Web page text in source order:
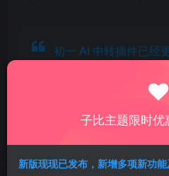
初一 AI 中转插件已经
提示词进行覆盖原版
的功能，主要优势体
体效果请看下发内容
子比主题限时优
新版现现已发布，新增多项新功